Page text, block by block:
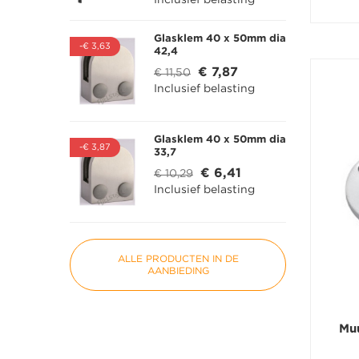
-€ 3,63
Glasklem 40 x 50mm dia
42,4
€ 11,50 € 7,87
Inclusief belasting
-€ 3,87
Glasklem 40 x 50mm dia
33,7
€ 10,29 € 6,41
Inclusief belasting
ALLE PRODUCTEN IN DE
AANBIEDING
U